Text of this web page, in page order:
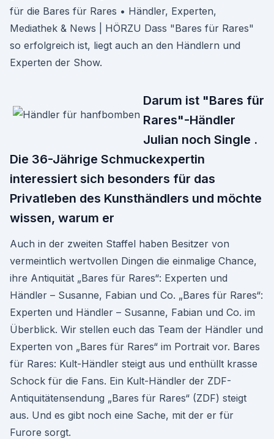
für die Bares für Rares • Händler, Experten,
Mediathek & News | HÖRZU Dass "Bares für Rares"
so erfolgreich ist, liegt auch an den Händlern und
Experten der Show.
Darum ist "Bares für
Rares"-Händler
Julian noch Single .
Die 36-Jährige Schmuckexpertin
interessiert sich besonders für das
Privatleben des Kunsthändlers und möchte
wissen, warum er
Auch in der zweiten Staffel haben Besitzer von
vermeintlich wertvollen Dingen die einmalige Chance,
ihre Antiquität „Bares für Rares“: Experten und
Händler – Susanne, Fabian und Co. „Bares für Rares“:
Experten und Händler – Susanne, Fabian und Co. im
Überblick. Wir stellen euch das Team der Händler und
Experten von „Bares für Rares“ im Portrait vor. Bares
für Rares: Kult-Händler steigt aus und enthüllt krasse
Schock für die Fans. Ein Kult-Händler der ZDF-
Antiquitätensendung „Bares für Rares“ (ZDF) steigt
aus. Und es gibt noch eine Sache, mit der er für
Furore sorgt.